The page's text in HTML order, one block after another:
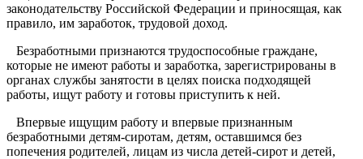
законодательству Российской Федерации и приносящая, как
правило, им заработок, трудовой доход.
Безработными признаются трудоспособные граждане,
которые не имеют работы и заработка, зарегистрированы в
органах службы занятости в целях поиска подходящей
работы, ищут работу и готовы приступить к ней.
Впервые ищущим работу и впервые признанным
безработными детям-сиротам, детям, оставшимся без
попечения родителей, лицам из числа детей-сирот и детей,